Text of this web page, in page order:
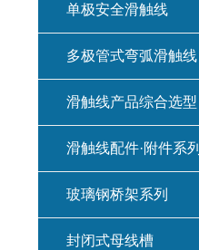
单极安全滑触线
多极管式弯弧滑触线
滑触线产品综合选型
滑触线配件·附件系列
玻璃钢桥架系列
封闭式母线槽